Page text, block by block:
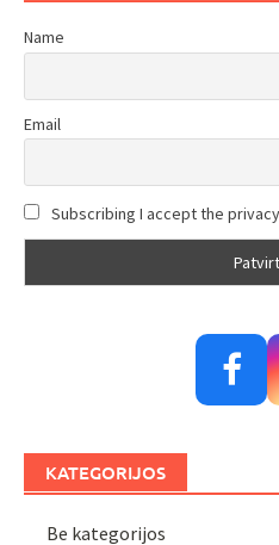
Name
Email
Subscribing I accept the
KATEGORIJOS
Be kategorijos